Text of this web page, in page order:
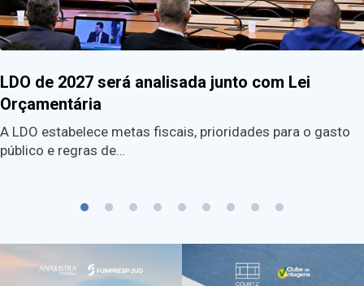
LDO de 2027 será analisada junto com Lei
Orçamentária
A LDO estabelece metas fiscais, prioridades para o gasto
público e regras de…